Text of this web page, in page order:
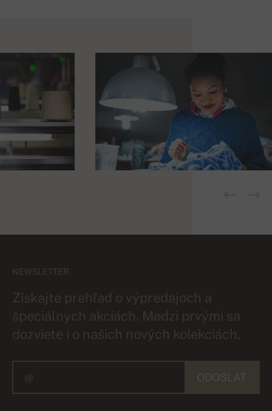
NEWSLETTER
Získajte prehľad o výpredajoch a
špeciálnych akciách. Medzi prvými sa
dozviete i o našich nových kolekciách.